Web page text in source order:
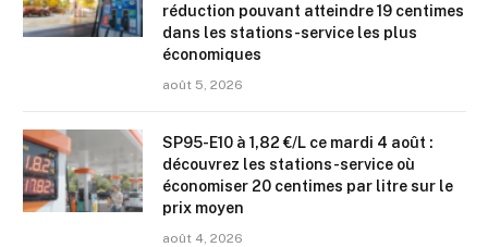
réduction pouvant atteindre 19 centimes
dans les stations-service les plus
économiques
août 5, 2026
SP95-E10 à 1,82 €/L ce mardi 4 août :
découvrez les stations-service où
économiser 20 centimes par litre sur le
prix moyen
août 4, 2026